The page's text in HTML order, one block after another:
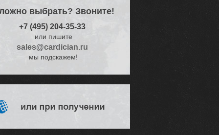
довольных
клиентов
выбрать? Звоните!
+7 (495) 204-35-33
или пишите
sales@cardician.ru
мы подскажем!